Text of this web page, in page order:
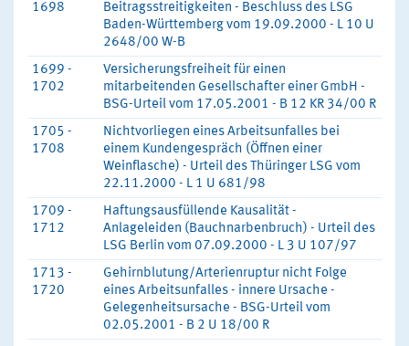
1698
Beitragsstreitigkeiten - Beschluss des LSG
Baden-Württemberg vom 19.09.2000 - L 10 U
2648/00 W-B
1699 -
1702
Versicherungsfreiheit für einen
mitarbeitenden Gesellschafter einer GmbH -
BSG-Urteil vom 17.05.2001 - B 12 KR 34/00 R
1705 -
1708
Nichtvorliegen eines Arbeitsunfalles bei
einem Kundengespräch (Öffnen einer
Weinflasche) - Urteil des Thüringer LSG vom
22.11.2000 - L 1 U 681/98
1709 -
1712
Haftungsausfüllende Kausalität -
Anlageleiden (Bauchnarbenbruch) - Urteil des
LSG Berlin vom 07.09.2000 - L 3 U 107/97
1713 -
1720
Gehirnblutung/Arterienruptur nicht Folge
eines Arbeitsunfalles - innere Ursache -
Gelegenheitsursache - BSG-Urteil vom
02.05.2001 - B 2 U 18/00 R